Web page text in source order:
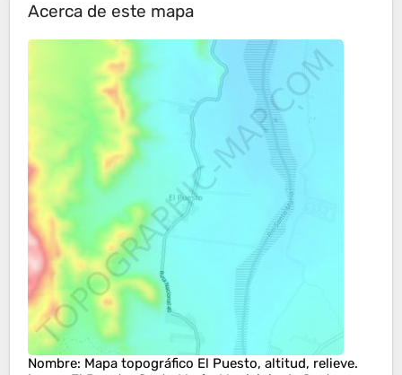
Acerca de este mapa
Nombre: Mapa topográfico El Puesto, altitud, relieve.